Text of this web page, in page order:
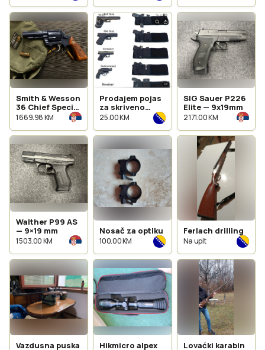
Smith & Wesson
36 Chief Special
- C KAT
1 669.98 KM
Prodajem pojas
za skriveno
nosenje pištolja
25.00 KM
SIG Sauer P226
Elite — 9x19mm
2 171.00 KM
Walther P99 AS
— 9×19 mm
1 503.00 KM
Nosač za optiku
100.00 KM
Ferlach drilling
Na upit
Vazdusna puska Hikmicro alpex Lovaćki karabin